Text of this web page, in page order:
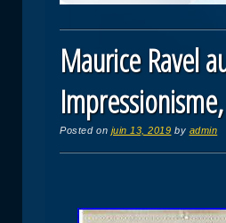
Maurice Ravel
Posted on juin 13, 2019 by admin